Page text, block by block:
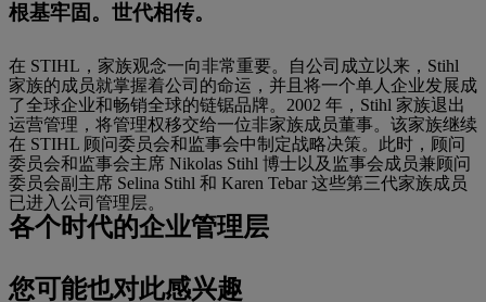
根基牢固。世代相传。
在 STIHL，家族观念一向非常重要。自公司成立以来，Stihl
家族的成员就掌握着公司的命运，并且将一个单人企业发展成
了全球企业和畅销全球的链锯品牌。2002 年，Stihl 家族退出
运营管理，将管理权移交给一位非家族成员董事。该家族继续
在 STIHL 顾问委员会和监事会中制定战略决策。此时，顾问
委员会和监事会主席 Nikolas Stihl 博士以及监事会成员兼顾问
委员会副主席 Selina Stihl 和 Karen Tebar 这些第三代家族成员
已进入公司管理层。
各个时代的企业管理层
您可能也对此感兴趣